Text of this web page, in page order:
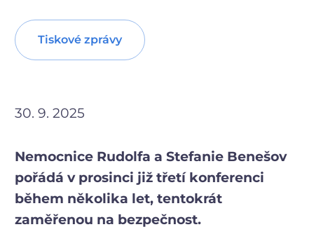
Tiskové zprávy
30. 9. 2025
Nemocnice Rudolfa a Stefanie Benešov
pořádá v prosinci již třetí konferenci
během několika let, tentokrát
zaměřenou na bezpečnost.